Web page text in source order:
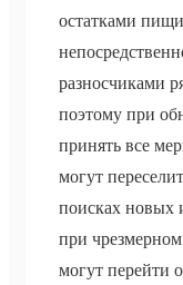
остатками
разносчиками
поэтому при
принять все
могут
поисках новых
при
могут перейти